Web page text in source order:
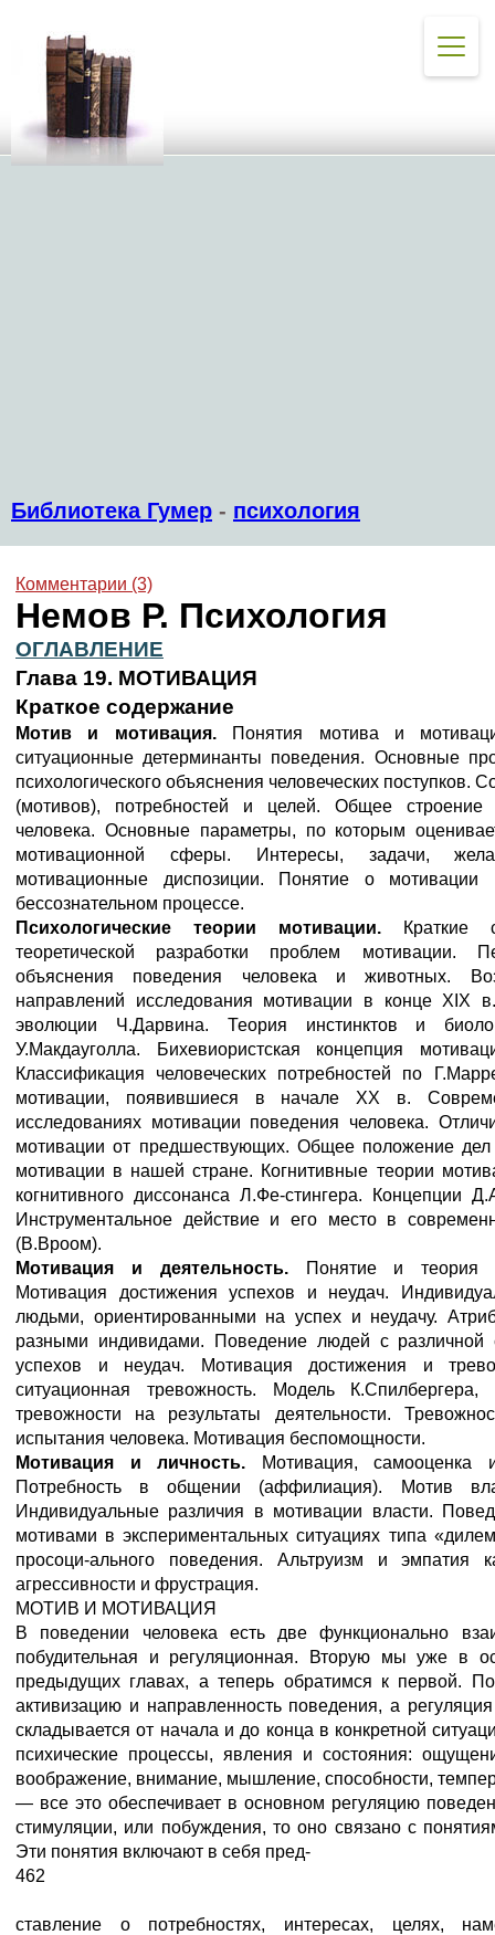
Библиотека Гумер - психология
Комментарии (3)
Немов Р. Психология
ОГЛАВЛЕНИЕ
Глава 19. МОТИВАЦИЯ
Краткое содержание
Мотив и мотивация.
Понятия мотива и
ситуационные детерминанты поведения. Основные
психологического объяснения человеческих поступков.
(мотивов), потребностей и целей. Общее
человека. Основные параметры, по которым
мотивационной сферы. Интересы, задачи,
мотивационные диспозиции. Понятие о мотивации
бессознательном процессе.
Психологические теории мотивации.
Краткие
теоретической разработки проблем мотивации.
объяснения поведения человека и животных.
направлений исследования мотивации в конце XIX
эволюции Ч.Дарвина. Теория инстинктов и
У.Макдауголла. Бихевиористская концепция
Классификация человеческих потребностей по
мотивации, появившиеся в начале XX в.
исследованиях мотивации поведения человека.
мотивации от предшествующих. Общее положение дел
мотивации в нашей стране. Когнитивные теории
когнитивного диссонанса Л.Фе-стингера. Концепции
Инструментальное действие и его место в
(В.Вроом).
Мотивация и деятельность.
Понятие и теория
Мотивация достижения успехов и неудач.
людьми, ориентированными на успех и неудачу.
разными индивидами. Поведение людей с различной
успехов и неудач. Мотивация достижения и
ситуационная тревожность. Модель
тревожности на результаты деятельности.
испытания человека. Мотивация беспомощности.
Мотивация и личность.
Мотивация, самооценка
Потребность в общении (аффилиация). Мотив
Индивидуальные различия в мотивации власти.
мотивами в экспериментальных ситуациях типа
просоци-ального поведения. Альтруизм и эмпатия
агрессивности и фрустрация.
МОТИВ И МОТИВАЦИЯ
В поведении человека есть две функционально
побудительная и регуляционная. Вторую мы уже в
предыдущих главах, а теперь обратимся к первой.
активизацию и направленность поведения, а
складывается от начала и до конца в конкретной
психические процессы, явления и состояния:
воображение, внимание, мышление, способности,
— все это обеспечивает в основном регуляцию
стимуляции, или побуждения, то оно связано с
Эти понятия включают в себя пред-
462
ставление о потребностях, интересах, целях,